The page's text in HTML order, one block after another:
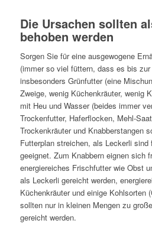
Die Ursachen sollten
behoben werden
Sorgen Sie für eine ausgewogene
(immer so viel füttern, dass es bis
insbesonders Grünfutter (eine
Zweige, wenig Küchenkräuter, wenig
mit Heu und Wasser (beides immer
Trockenfutter, Haferflocken, Mehl-
Trockenkräuter und Knabberstangen
Futterplan streichen, als Leckerli
geeignet. Zum Knabbern eignen sich
energiereiches Frischfutter wie Obst
als Leckerli gereicht werden,
Küchenkräuter und einige
sollten nur in kleinen Mengen zu
gereicht werden.